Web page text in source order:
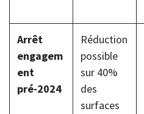
Arrêt
engagem
ent
pré-2024​
Réduction
possible
sur 40%
des
surfaces